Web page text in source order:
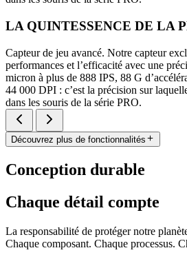
LA QUINTESSENCE DE LA
Capteur de jeu avancé. Notre capteur
performances et l’efficacité avec une
micron à plus de 888 IPS, 88 G
44 000 DPI : c’est la précision sur
dans les souris de la série PRO.
Découvrez plus de fonctionnalités
Conception durable
Chaque détail compte
La responsabilité de protéger notre
Chaque composant. Chaque processus.